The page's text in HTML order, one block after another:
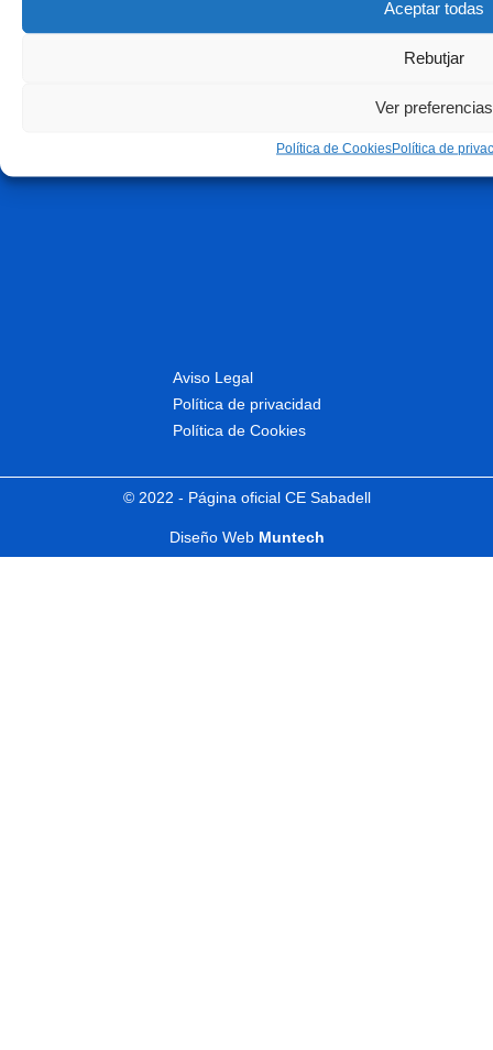
Aceptar todas
Rebutjar
Ver preferencias
Política de CookiesPolítica de
Aviso Legal
Política de privacidad
Política de Cookies
© 2022 - Página oficial CE Sabadell
Diseño Web Muntech